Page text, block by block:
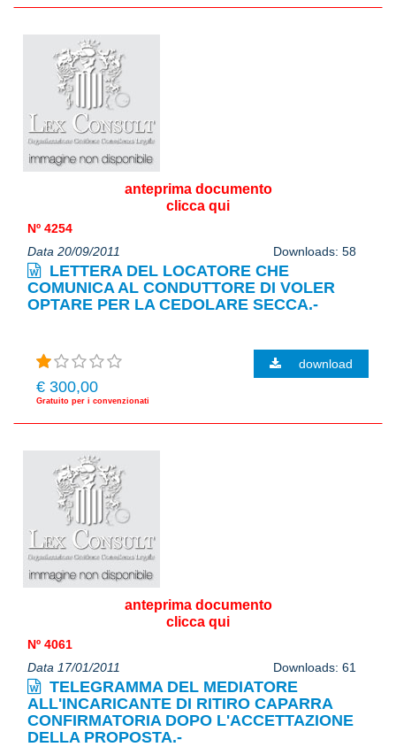
anteprima documento
clicca qui
Nº 4254
Data 20/09/2011
Downloads: 58
LETTERA DEL LOCATORE CHE
COMUNICA AL CONDUTTORE DI VOLER
OPTARE PER LA CEDOLARE SECCA.-
€ 300,00
Gratuito per i convenzionati
download
anteprima documento
clicca qui
Nº 4061
Data 17/01/2011
Downloads: 61
TELEGRAMMA DEL MEDIATORE
ALL'INCARICANTE DI RITIRO CAPARRA
CONFIRMATORIA DOPO L'ACCETTAZIONE
DELLA PROPOSTA.-